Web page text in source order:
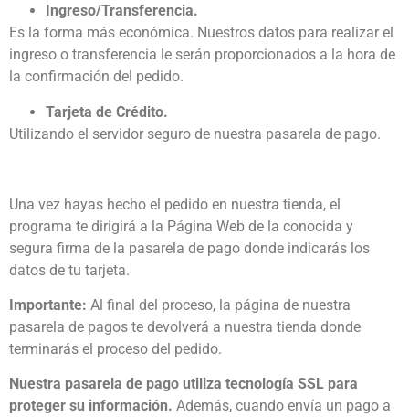
Ingreso/Transferencia.
Es la forma más económica. Nuestros datos para realizar el
ingreso o transferencia le serán proporcionados a la hora de
la confirmación del pedido.
Tarjeta de Crédito.
Utilizando el servidor seguro de nuestra pasarela de pago.
Una vez hayas hecho el pedido en nuestra tienda, el
programa te dirigirá a la Página Web de la conocida y
segura firma de la pasarela de pago donde indicarás los
datos de tu tarjeta.
Importante: Al final del proceso, la página de nuestra
pasarela de pagos te devolverá a nuestra tienda donde
terminarás el proceso del pedido.
Nuestra pasarela de pago utiliza tecnología SSL para
proteger su información. Además, cuando envía un pago a